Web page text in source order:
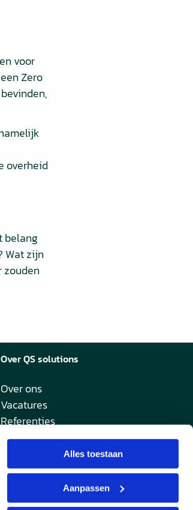
Alles toestaan
Aanpassen
voor
Zero
overheid
belang
Wat zijn
zouden
Over QS solutions
Over ons
Vacatures
Referenties
Blogs
Certificering